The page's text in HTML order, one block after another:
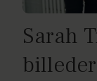
Sarah